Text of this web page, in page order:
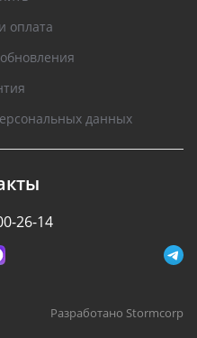
оплата
данных
26-14
Разработано Stormcorp